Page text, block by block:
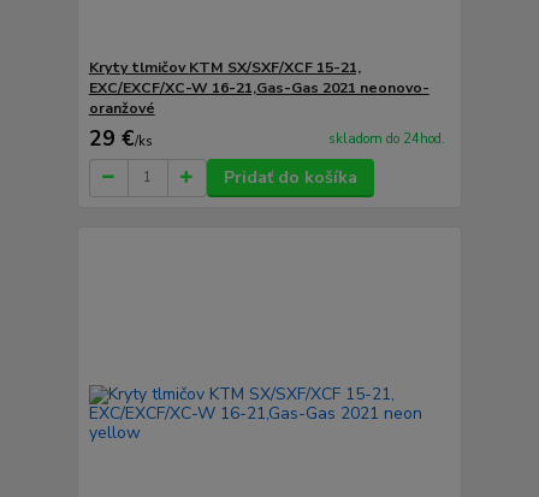
Kryty tlmičov KTM SX/SXF/XCF 15-21,
EXC/EXCF/XC-W 16-21,Gas-Gas 2021 neonovo-
oranžové
29 €/ks skladom do 24hod.
Pridať do košíka